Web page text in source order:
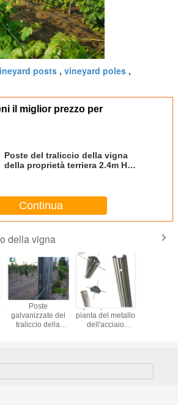
posts , vineyard poles ,
il miglior prezzo per
Poste del traliccio della vigna
della proprietà terriera 2.4m H
Continua
della vigna
Poste
galvanizzate del
traliccio della
Q235 pali della
pianta del metallo
dell'acciaio